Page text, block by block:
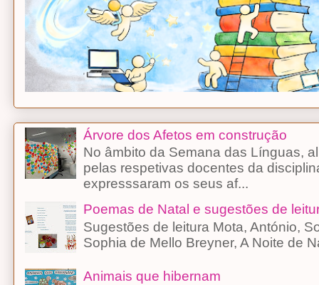
Árvore dos Afetos em construção
No âmbito da Semana das Línguas,
pelas respetivas docentes da
expresssaram os seus af...
Poemas de Natal e sugestões de
Sugestões de leitura Mota, António,
Sophia de Mello Breyner, A Noite
Animais que hibernam